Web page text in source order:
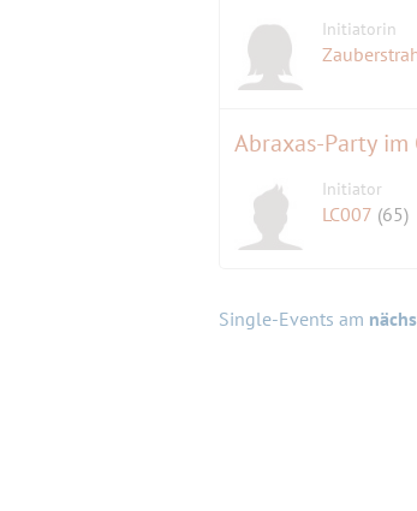
Initiatorin
Abraxas-Party
Initiator
LC007 (65)
Single-Events am